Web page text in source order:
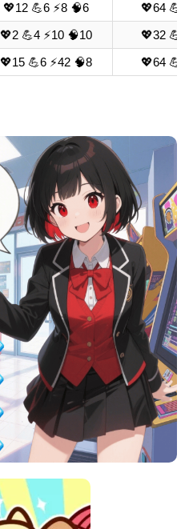
💖12 💪6 ⚡8 🧠6
💖64
💖2 💪4 ⚡10 🧠10
💖32
💖15 💪6 ⚡42 🧠8 💖64